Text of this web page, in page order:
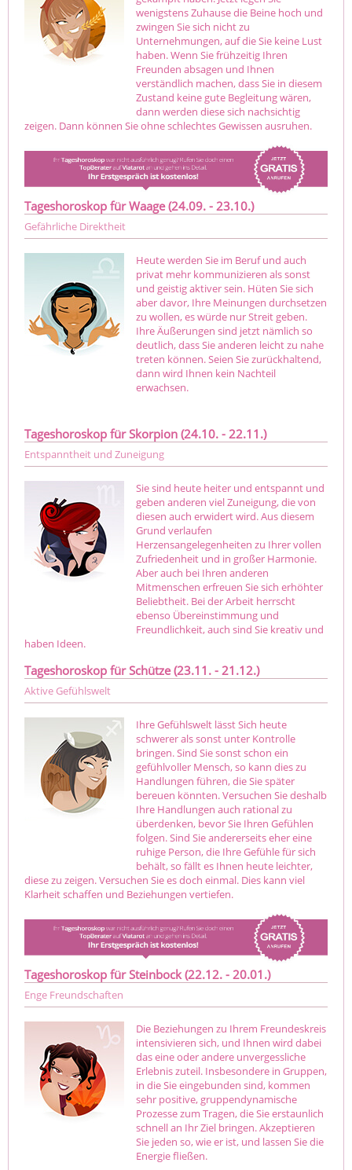
wenigstens Zuhause die Beine hoch und
zwingen Sie sich nicht zu
Unternehmungen, auf die Sie keine Lust
haben. Wenn Sie frühzeitig Ihren
Freunden absagen und Ihnen
verständlich machen, dass Sie in diesem
Zustand keine gute Begleitung wären,
dann werden diese sich nachsichtig
zeigen. Dann können Sie ohne schlechtes Gewissen ausruhen.
Tageshoroskop für Waage (24.09. - 23.10.)
Gefährliche Direktheit
Heute werden Sie im Beruf und auch
privat mehr kommunizieren als sonst
und geistig aktiver sein. Hüten Sie sich
aber davor, Ihre Meinungen durchsetzen
zu wollen, es würde nur Streit geben.
Ihre Äußerungen sind jetzt nämlich so
deutlich, dass Sie anderen leicht zu nahe
treten können. Seien Sie zurückhaltend,
dann wird Ihnen kein Nachteil
erwachsen.
Tageshoroskop für Skorpion (24.10. - 22.11.)
Entspanntheit und Zuneigung
Sie sind heute heiter und entspannt und
geben anderen viel Zuneigung, die von
diesen auch erwidert wird. Aus diesem
Grund verlaufen
Herzensangelegenheiten zu Ihrer vollen
Zufriedenheit und in großer Harmonie.
Aber auch bei Ihren anderen
Mitmenschen erfreuen Sie sich erhöhter
Beliebtheit. Bei der Arbeit herrscht
ebenso Übereinstimmung und
Freundlichkeit, auch sind Sie kreativ und
haben Ideen.
Tageshoroskop für Schütze (23.11. - 21.12.)
Aktive Gefühlswelt
Ihre Gefühlswelt lässt Sich heute
schwerer als sonst unter Kontrolle
bringen. Sind Sie sonst schon ein
gefühlvoller Mensch, so kann dies zu
Handlungen führen, die Sie später
bereuen könnten. Versuchen Sie deshalb
Ihre Handlungen auch rational zu
überdenken, bevor Sie Ihren Gefühlen
folgen. Sind Sie andererseits eher eine
ruhige Person, die Ihre Gefühle für sich
behält, so fällt es Ihnen heute leichter,
diese zu zeigen. Versuchen Sie es doch einmal. Dies kann viel
Klarheit schaffen und Beziehungen vertiefen.
Tageshoroskop für Steinbock (22.12. - 20.01.)
Enge Freundschaften
Die Beziehungen zu Ihrem Freundeskreis
intensivieren sich, und Ihnen wird dabei
das eine oder andere unvergessliche
Erlebnis zuteil. Insbesondere in Gruppen,
in die Sie eingebunden sind, kommen
sehr positive, gruppendynamische
Prozesse zum Tragen, die Sie erstaunlich
schnell an Ihr Ziel bringen. Akzeptieren
Sie jeden so, wie er ist, und lassen Sie die
Energie fließen.